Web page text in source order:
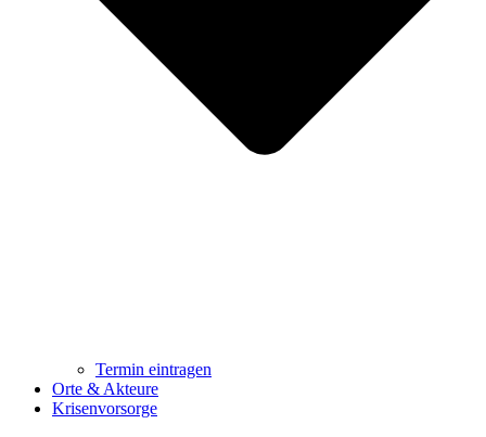
Termin eintragen
Orte & Akteure
Krisenvorsorge